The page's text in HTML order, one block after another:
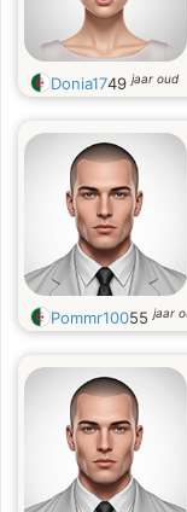
Donia1749jaar oud
Pommr10055jaar